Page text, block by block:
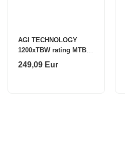
AGI TECHNOLOGY
1200xTBW rating MTBF
1600000 h Read speed
3200 MB/s
249,09 Eur